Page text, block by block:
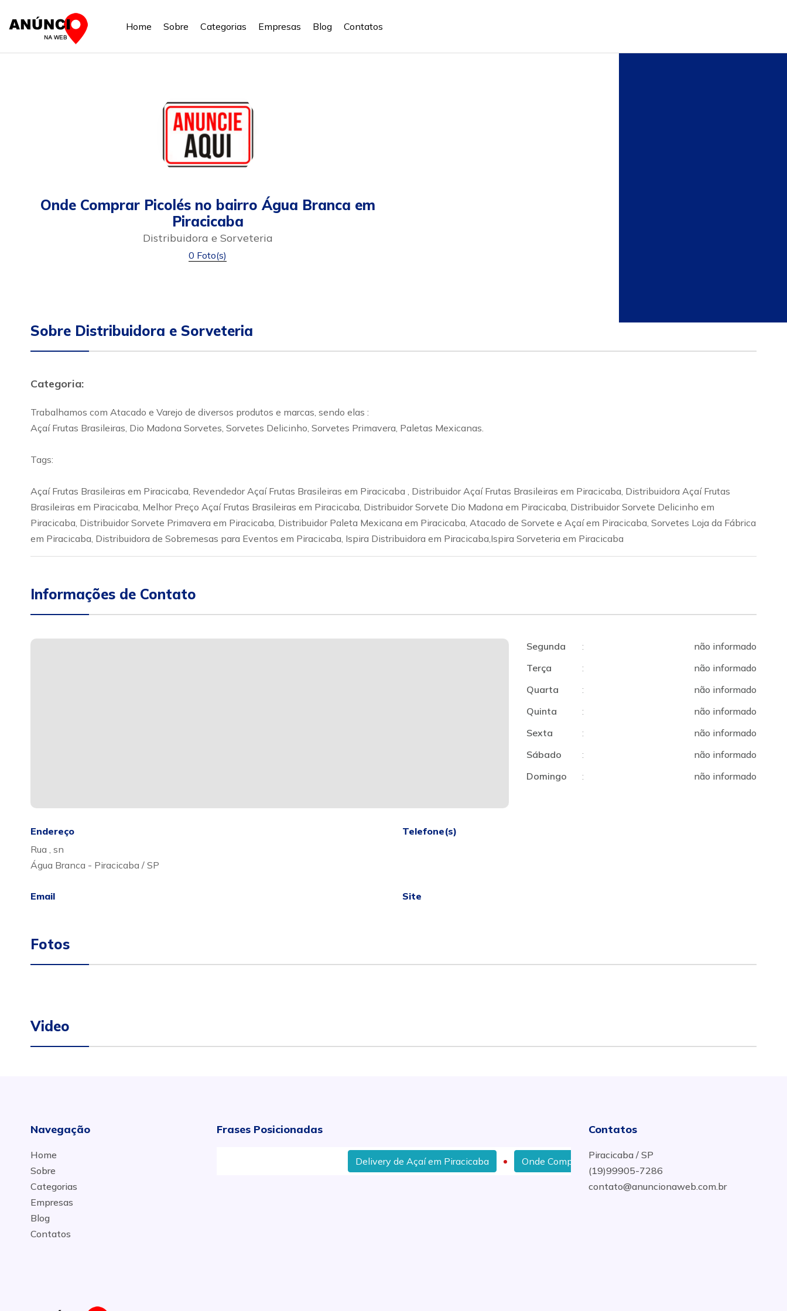
Home Sobre Categorias Empresas Blog Contatos
Onde Comprar Picolés no bairro Água Branca em
Piracicaba
Distribuidora e Sorveteria
0 Foto(s)
Sobre Distribuidora e Sorveteria
Categoria:
Trabalhamos com Atacado e Varejo de diversos produtos e marcas, sendo elas :
Açaí Frutas Brasileiras, Dio Madona Sorvetes, Sorvetes Delicinho, Sorvetes Primavera, Paletas Mexicanas.
Tags:
Açaí Frutas Brasileiras em Piracicaba, Revendedor Açaí Frutas Brasileiras em Piracicaba , Distribuidor Açaí Frutas Brasileiras em Piracicaba, Distribuidora Açaí Frutas
Brasileiras em Piracicaba, Melhor Preço Açaí Frutas Brasileiras em Piracicaba, Distribuidor Sorvete Dio Madona em Piracicaba, Distribuidor Sorvete Delicinho em
Piracicaba, Distribuidor Sorvete Primavera em Piracicaba, Distribuidor Paleta Mexicana em Piracicaba, Atacado de Sorvete e Açaí em Piracicaba, Sorvetes Loja da Fábrica
em Piracicaba, Distribuidora de Sobremesas para Eventos em Piracicaba, Ispira Distribuidora em Piracicaba,Ispira Sorveteria em Piracicaba
Informações de Contato
Segunda :
não informado
Terça
:
não informado
Quarta
:
não informado
Quinta
:
não informado
Sexta
:
não informado
Sábado
:
não informado
Domingo
: não informado
Endereço
Rua , sn
Água Branca - Piracicaba / SP
Telefone(s)
Email Site
Fotos
Video
Navegação
Home
Sobre
Categorias
Empresas
Blog
Contatos
Frases Posicionadas
Delivery de Açaí em Piracicaba Onde Comprar Picolés no Bairro Parque Primeiro de Maio em
Contatos
Piracicaba / SP
(19)99905-7286
contato@anuncionaweb.com.br